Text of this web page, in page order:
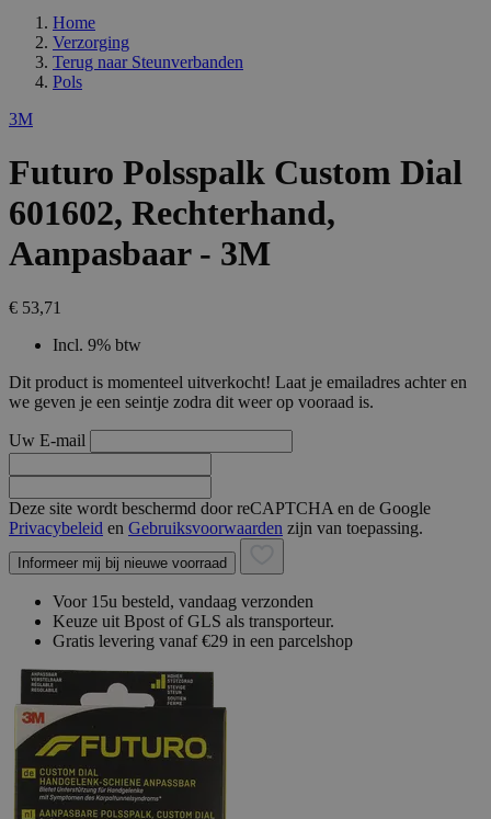
Home
Verzorging
Terug naar Steunverbanden
Pols
3M
Futuro Polsspalk Custom Dial
601602, Rechterhand,
Aanpasbaar - 3M
€ 53,71
Incl. 9% btw
Dit product is momenteel uitverkocht! Laat je emailadres achter en
we geven je een seintje zodra dit weer op vooraad is.
Uw E-mail
Deze site wordt beschermd door reCAPTCHA en de Google
Privacybeleid en Gebruiksvoorwaarden zijn van toepassing.
Informeer mij bij nieuwe voorraad
Voor 15u besteld, vandaag verzonden
Keuze uit Bpost of GLS als transporteur.
Gratis levering vanaf €29 in een parcelshop